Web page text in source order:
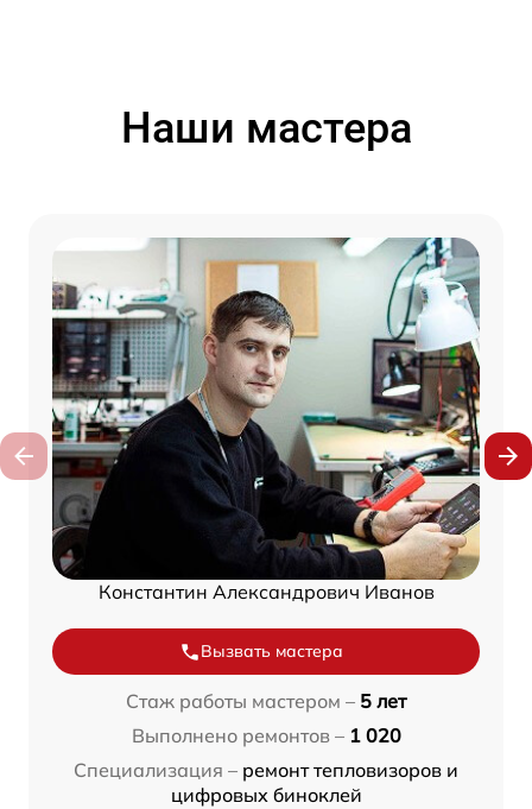
Наши мастера
Константин Александрович Иванов
Вызвать мастера
Стаж работы мастером – 5 лет
Выполнено ремонтов – 1 020
Специализация – ремонт тепловизоров и
цифровых биноклей